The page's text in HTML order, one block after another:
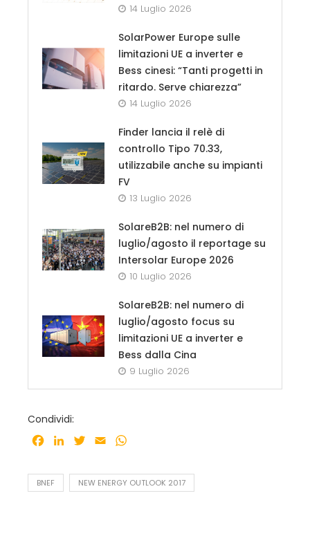
14 Luglio 2026
SolarPower Europe sulle
limitazioni UE a inverter e
Bess cinesi: “Tanti progetti in
ritardo. Serve chiarezza”
14 Luglio 2026
Finder lancia il relè di
controllo Tipo 70.33,
utilizzabile anche su impianti
FV
13 Luglio 2026
SolareB2B: nel numero di
luglio/agosto il reportage su
Intersolar Europe 2026
10 Luglio 2026
SolareB2B: nel numero di
luglio/agosto focus su
limitazioni UE a inverter e
Bess dalla Cina
9 Luglio 2026
Condividi:
Facebook
LinkedInTwitter
Email
BNEF NEW ENERGY OUTLOOK 2017